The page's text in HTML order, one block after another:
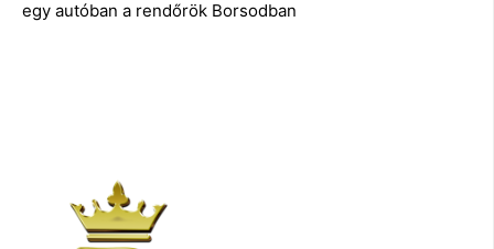
egy autóban a rendőrök Borsodban